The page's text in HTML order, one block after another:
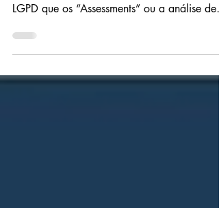
Pessoal, tenho visto de forma recorrente nas
empresas onde iniciamos a adequação da
LGPD que os “Assessments” ou a análise de